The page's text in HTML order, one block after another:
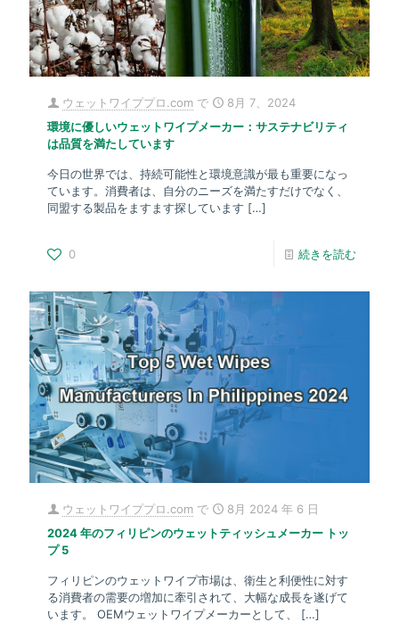
ウェットワイププロ.com で
8月 7、2024
環境に優しいウェットワイプメーカー：サステナビリティ
は品質を満たしています
今日の世界では、持続可能性と環境意識が最も重要になっ
ています。消費者は、自分のニーズを満たすだけでなく、
同盟する製品をますます探しています […]
0 続きを読む
ウェットワイププロ.com で
8月 2024 年 6 日
2024 年のフィリピンのウェットティッシュメーカー トッ
プ 5
フィリピンのウェットワイプ市場は、衛生と利便性に対す
る消費者の需要の増加に牽引されて、大幅な成長を遂げて
います。 OEMウェットワイプメーカーとして、
[…]